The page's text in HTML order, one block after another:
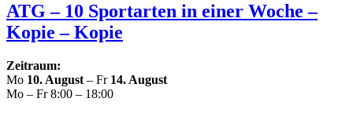
ATG – 10 Sport­ar­ten in einer Woche –
Kopie – Kopie
Zeitraum:
Mo 10. August – Fr 14. August
Mo – Fr 8:00 – 18:00